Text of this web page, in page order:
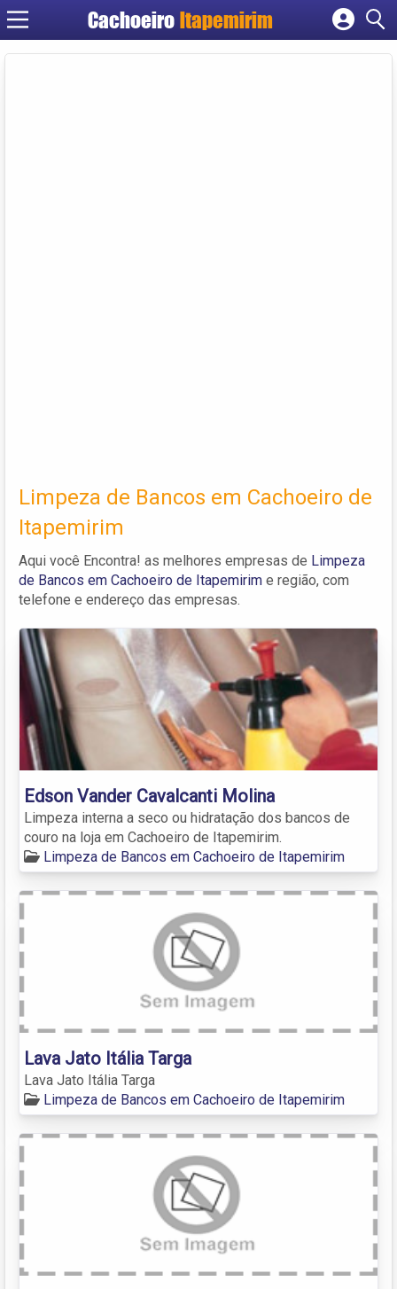
Cachoeiro Itapemirim
Cadastrar empresa
Limpeza de Bancos em Cachoeiro de
Itapemirim
Aqui você Encontra! as melhores empresas de Limpeza
de Bancos em Cachoeiro de Itapemirim e região, com
telefone e endereço das empresas.
Edson Vander Cavalcanti Molina
Limpeza interna a seco ou hidratação dos bancos de
couro na loja em Cachoeiro de Itapemirim.
Limpeza de Bancos em Cachoeiro de Itapemirim
Lava Jato Itália Targa
Lava Jato Itália Targa
Limpeza de Bancos em Cachoeiro de Itapemirim